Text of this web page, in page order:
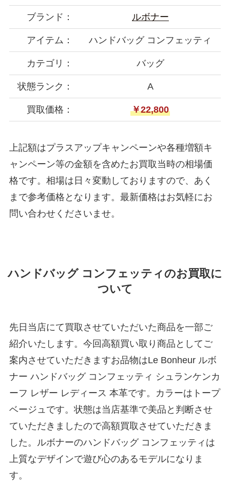
ブランド： ルボナー
アイテム： ハンドバッグ コンフェッティ
カテゴリ： バッグ
状態ランク： A
買取価格： ￥22,800
上記額はプラスアップキャンペーンや各種増額キ
ャンペーン等の金額を含めたお買取当時の相場価
格です。相場は日々変動しておりますので、あく
まで参考価格となります。最新価格はお気軽にお
問い合わせくださいませ。
ハンドバッグ コンフェッティのお買取に
ついて
先日当店にて買取させていただいた商品を一部ご
紹介いたします。今回高額買い取り商品としてご
案内させていただきますお品物はLe Bonheur ルボ
ナー ハンドバッグ コンフェッティ シュランケンカ
ーフ レザー レディース 本革です。カラーはトープ
ベージュです。状態は当店基準で美品と判断させ
ていただきましたので高額買取させていただきま
した。ルボナーのハンドバッグ コンフェッティは
上質なデザインで遊び心のあるモデルになりま
す。